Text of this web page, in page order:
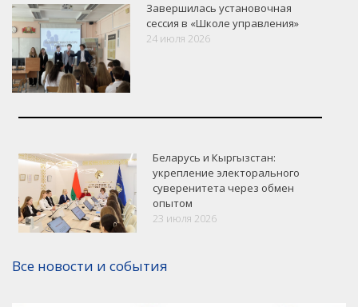
VK Google+ Facebook
Завершилась установочная
сессия в «Школе управления»
24 июля 2026
Беларусь и Кыргызстан:
укрепление электорального
суверенитета через обмен
опытом
23 июля 2026
Все новости и события